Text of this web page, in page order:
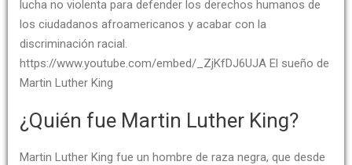
lucha no violenta para defender los derechos humanos de
los ciudadanos afroamericanos y acabar con la
discriminación racial.
https://www.youtube.com/embed/_ZjKfDJ6UJA El sueño de
Martin Luther King
¿Quién fue Martin Luther King?
Martin Luther King fue un hombre de raza negra, que desde